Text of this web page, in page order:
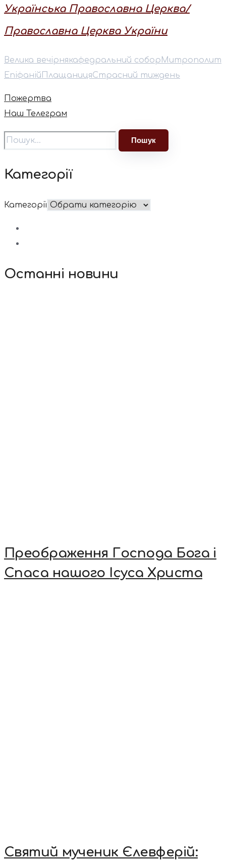
Українська Православна Церква/
Православна Церква України
Велика вечірнякафедральний собор ⁠Митрополит
Епіфаній ПлащаницяСтрасний тиждень
Пожертва
Наш Телеграм
Категорії
Категорії
Останні новини
Преображення Господа Бога і
Спаса нашого Ісуса Христа
Святий мученик Єлевферій: